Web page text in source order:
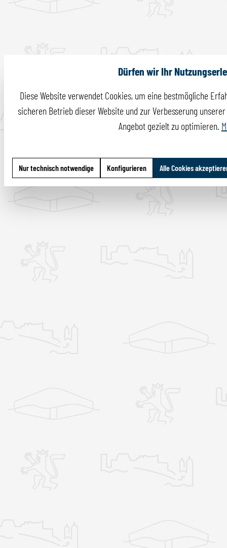
Dürfen wir Ihr
Diese Website verwendet Cookies, um eine bestmögliche
sicheren Betrieb dieser Website und zur Verbesserung
Angebot gezielt zu optimieren.
Nur technisch notwendige Konfigurieren Alle Cookies